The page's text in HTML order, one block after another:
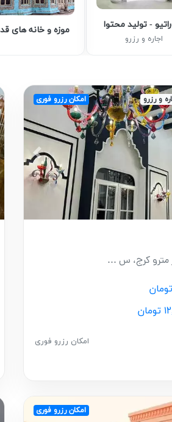
- تولید محتوا
اجاره و رزرو
موزه و خانه های
Previous
و رزرو امکان رزرو فوری
مترو کرج، س ...
امکان رزرو فوری
امکان رزرو فوری